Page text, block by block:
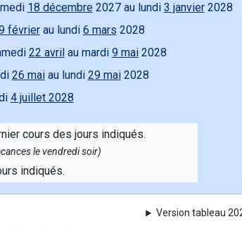
18 décembre 2027 au lundi 3 janvier2028
févrierau lundi 6 mars 2028
22 avril au mardi 9 mai2028
26 maiau lundi 29 mai2028
4 juillet 2028
cours des jours indiqués.
le vendredi soir)
indiqués.
Version tableau